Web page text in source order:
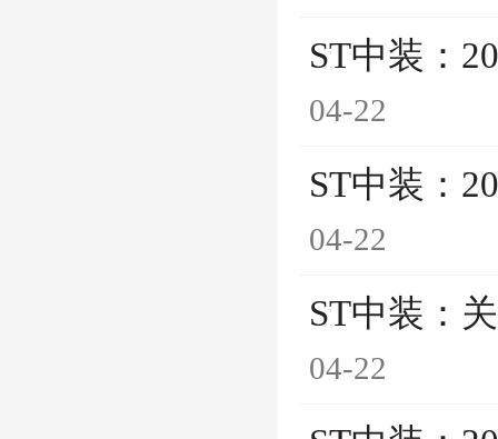
ST中装：
04-22
ST中装：
04-22
ST中装：
04-22